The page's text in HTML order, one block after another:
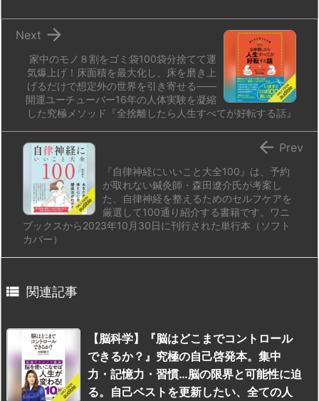
家中のモノ８割をゴミ袋100袋分捨てて運
気爆上げ！床面積を最大化し、床を磨き上
げるだけで想定外の世界を引き寄せる――
開運ユーチューバー16年の人体実験を凝縮
した究極メソッド『全捨離したら人生すべてが好転する話』

Next
『自律神経にいいこと大全100』は、予約
が取れない鍼灸師・森田遼介氏が考案し
た、自律神経を整えるためのセルフケアを
厳選して100通り紹介する書籍です。ワニ
ブックスから2023年10月30日に刊行された単行本（ソフト
カバー）
 Prev
 関連記事
【脳科学】『脳はどこまでコントロール
できるか？』究極の自己啓発本。集中
力・記憶力・習慣…脳の限界と可能性に迫
る。自己ベストを更新したい、全ての人